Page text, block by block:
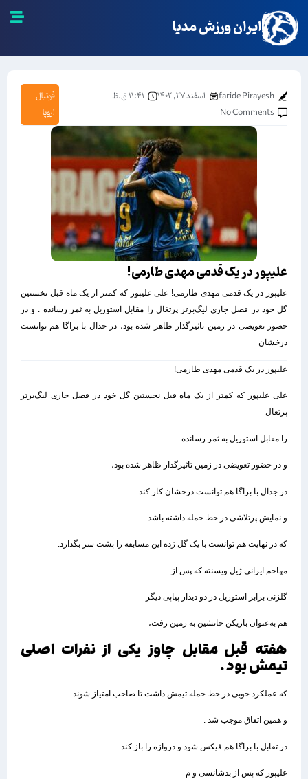
ایران ورزش مدیا
faride Pirayesh اسفند ۲۷, ۱۴۰۲
۱۱:۴۱ ق.ظ
No Comments
فوتبال
اروپا
علیپور در یک قدمی مهدی طارمی!
علیپور در یک قدمی مهدی طارمی! علی علیپور که کمتر از یک ماه قبل نخستین
گل خود در فصل جاری لیگ‌برتر پرتغال را مقابل استوریل به ثمر رسانده . و در
حضور تعویضی در زمین تاثیرگذار ظاهر شده بود، در جدال با براگا هم توانست
درخشان
علیپور در یک قدمی مهدی طارمی!
علی علیپور که کمتر از یک ماه قبل نخستین گل خود در فصل جاری لیگ‌برتر
پرتغال
را مقابل استوریل به ثمر رسانده .
و در حضور تعویضی در زمین تاثیرگذار ظاهر شده بود،
در جدال با براگا هم توانست درخشان کار کند.
و نمایش پرتلاشی در خط حمله داشته باشد .
که در نهایت هم توانست با یک گل زده این مسابقه را پشت سر بگذارد.
مهاجم ایرانی ژیل ویسنته که پس از
گلزنی برابر استوریل در دو دیدار پیاپی دیگر
هم به‌عنوان بازیکن جانشین به زمین رفت،
هفته قبل مقابل چاوز یکی از نفرات اصلی
تیمش بود .
که عملکرد خوبی در خط حمله تیمش داشت تا صاحب امتیاز شوند .
و همین اتفاق موجب شد .
در تقابل با براگا هم فیکس شود و دروازه را باز کند.
علیپور که پس از بدشانسی و م